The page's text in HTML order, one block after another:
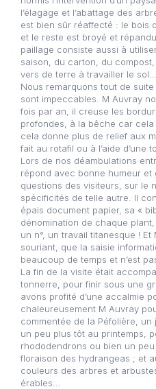
l’élagage et l’abattage des
est bien sûr réaffecté : le bois
et le reste est broyé et
paillage consiste aussi à
saison, du carton, du
vers de terre à travailler le sol…
Nous remarquons tout de
sont impeccables. M Auvray
fois par an, il creuse les
profondes, à la bêche car cela
cela donne plus de relief aux
fait au rotafil ou à l’aide d’une
Lors de nos déambulations
répond avec bonne humeur et
questions des visiteurs, sur le
spécificités de telle autre. Il
épais document papier, sa «
dénomination de chaque
un n°, un travail titanesque !
souriant, que la saisie
beaucoup de temps et n’est
La fin de la visite était
tonnerre, pour finir sous une
avons profité d’une accalmie
chaleureusement M Auvray
commentée de la Péfolière,
un peu plus tôt au printemps,
rhododendrons ou bien un
floraison des hydrangeas ; et
couleurs des arbres et
érables…